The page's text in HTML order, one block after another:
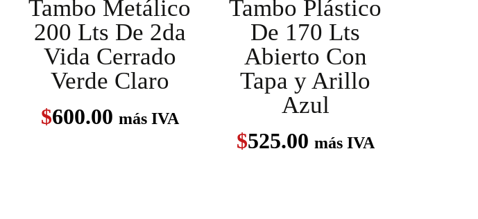
Tambo Metálico
200 Lts De 2da
Vida Cerrado
Verde Claro
$600.00 más IVA
Tambo Plástico
De 170 Lts
Abierto Con
Tapa y Arillo
Azul
$525.00 más IVA